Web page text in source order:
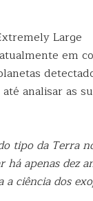
Large
em
analisar as
tipo da Terra
apenas dez
ciência dos